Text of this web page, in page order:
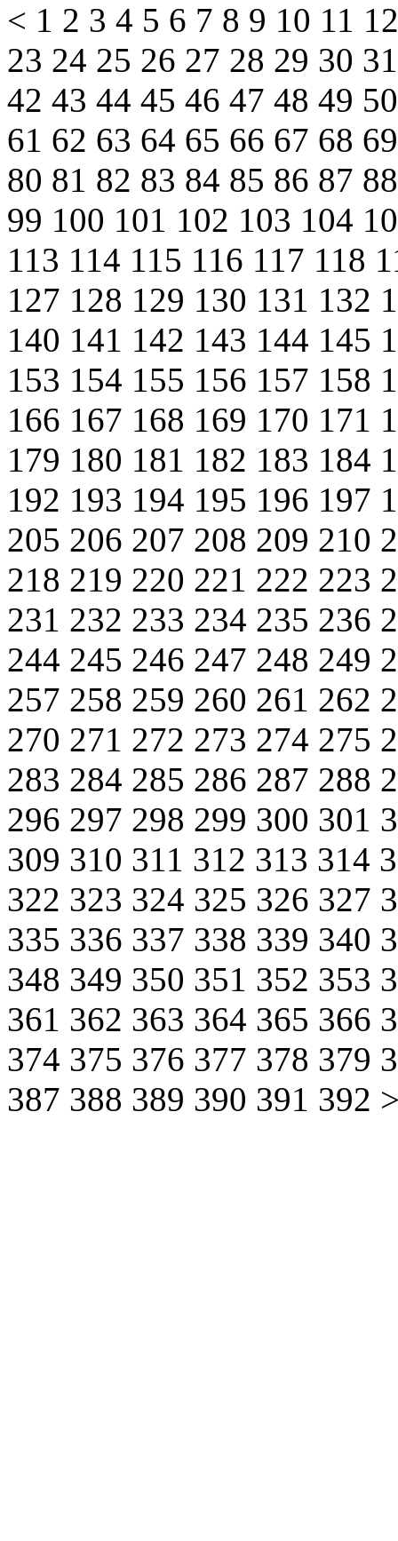
< 1 2 3 4 5 6 7 8 9 10 11
23 24 25 26 27 28 29 30
42 43 44 45 46 47 48 49
61 62 63 64 65 66 67 68
80 81 82 83 84 85 86 87
99 100 101 102 103 104
113 114 115 116 117 118
127 128 129 130 131 132
140 141 142 143 144 145
153 154 155 156 157 158
166 167 168 169 170 171
179 180 181 182 183 184
192 193 194 195 196 197
205 206 207 208 209 210
218 219 220 221 222 223
231 232 233 234 235 236
244 245 246 247 248 249
257 258 259 260 261 262
270 271 272 273 274 275
283 284 285 286 287 288
296 297 298 299 300 301
309 310 311 312 313 314
322 323 324 325 326 327
335 336 337 338 339 340
348 349 350 351 352 353
361 362 363 364 365 366
374 375 376 377 378 379
387 388 389 390 391 392